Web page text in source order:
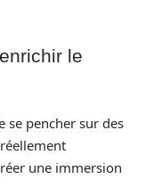
le
se pencher sur des
une immersion